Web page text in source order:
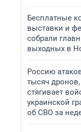
Бесплатные
выставки и
собрали
выходных в
Россию
тысяч
стягивает
украинской
об СВО за